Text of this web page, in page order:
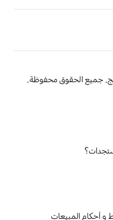
و أحكام المبيعات